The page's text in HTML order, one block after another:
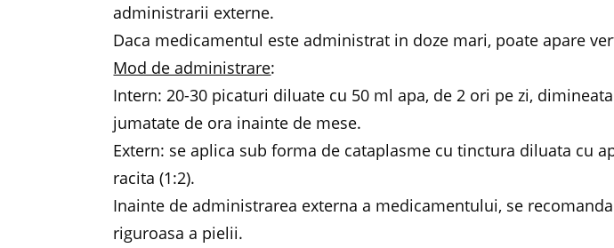
administrarii externe.
Daca medicamentul este administrat in doze mari, poate apare
Mod de administrare:
Intern: 20-30 picaturi diluate cu 50 ml apa, de 2 ori pe zi,
jumatate de ora inainte de mese.
Extern: se aplica sub forma de cataplasme cu tinctura diluata cu
racita (1:2).
Inainte de administrarea externa a medicamentului, se
riguroasa a pielii.